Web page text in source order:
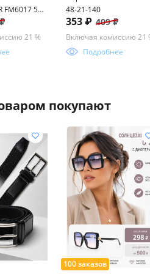
FM6017 52-
21 %
48-21-140
353 ₽ 409 ₽
Включая комиссию 21
Подробнее
покупают